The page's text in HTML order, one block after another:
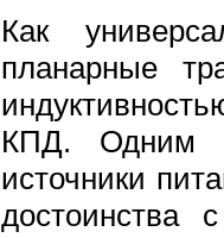
Как
планарные
КПД. Одним
источники
достоинства